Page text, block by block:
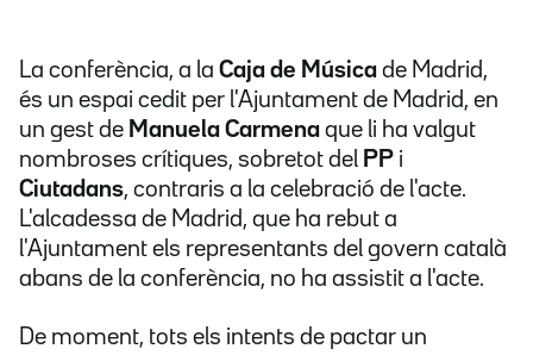
La conferència, a la Caja de Música de Madrid,
és un espai cedit per l'Ajuntament de Madrid, en
un gest de Manuela Carmena que li ha valgut
nombroses crítiques, sobretot del PP i
Ciutadans, contraris a la celebració de l'acte.
L'alcadessa de Madrid, que ha rebut a
l'Ajuntament els representants del govern català
abans de la conferència, no ha assistit a l'acte.
De moment, tots els intents de pactar un